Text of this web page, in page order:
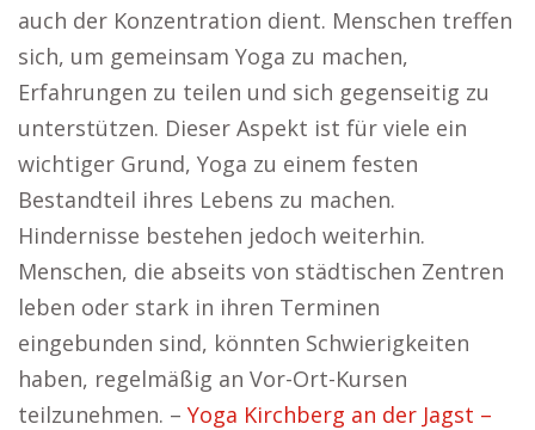
auch der Konzentration dient. Menschen treffen
sich, um gemeinsam Yoga zu machen,
Erfahrungen zu teilen und sich gegenseitig zu
unterstützen. Dieser Aspekt ist für viele ein
wichtiger Grund, Yoga zu einem festen
Bestandteil ihres Lebens zu machen.
Hindernisse bestehen jedoch weiterhin.
Menschen, die abseits von städtischen Zentren
leben oder stark in ihren Terminen
eingebunden sind, könnten Schwierigkeiten
haben, regelmäßig an Vor-Ort-Kursen
teilzunehmen. – Yoga Kirchberg an der Jagst –